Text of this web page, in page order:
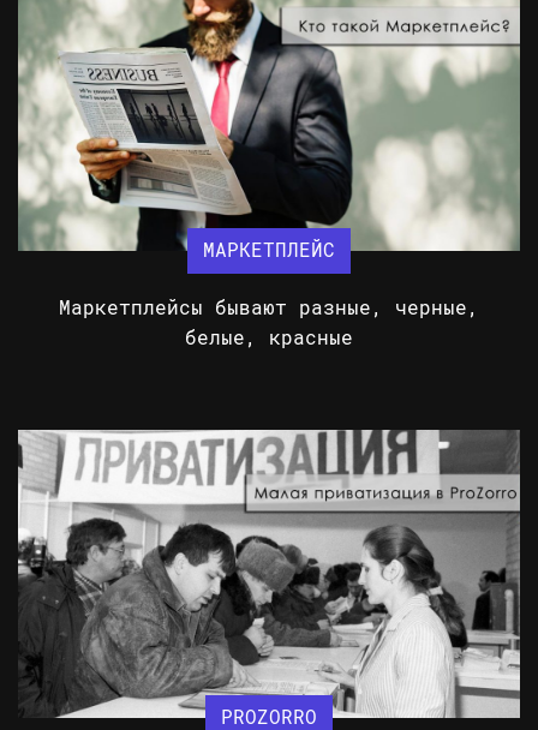
МАРКЕТПЛЕЙС
Маркетплейсы бывают разные, черные,
белые, красные
PROZORRO